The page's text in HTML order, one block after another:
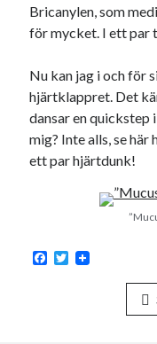
Bricanylen, som
för mycket. I ett par
Nu kan jag i och för
hjärtklappret. Det
dansar en quickstep
mig? Inte alls, se
ett par hjärtdunk!
F
T